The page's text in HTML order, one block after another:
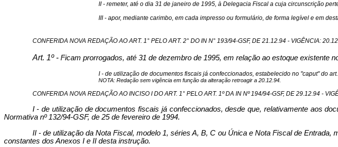
II - remeter, até o dia 31 de janeiro de 1995, à Delegacia Fiscal a cuja circunscrição
III - apor, mediante carimbo, em cada impresso ou formulário, de forma legível e em
CONFERIDA NOVA REDAÇÃO AO ART. 1° PELO ART. 2° DO IN N° 193/94-GSF, DE 21.12.94 - VIGÊNCIA:
Art. 1º -Ficam prorrogados, até 31 de dezembro de 1995, em relação ao estoque existente
I - de utilização de documentos fiscais já confeccionados, estabelecido no "caput" do
NOTA: Redação sem vigência em função da alteração retroagir a 20.12.94.
CONFERIDA NOVA REDAÇÃO AO INCISO I DO ART. 1° PELO ART. 1º DA IN Nº 194/94-GSF, DE 29.12.94 -
I - de utilização de documentos fiscais já confeccionados, desde que, relativamente aos
Normativa nº 132/94-GSF, de 25 de fevereiro de 1994.
II - de utilização da Nota Fiscal, modelo 1, séries A, B, C ou Única e Nota Fiscal de
constantes dos Anexos I e II desta instrução.